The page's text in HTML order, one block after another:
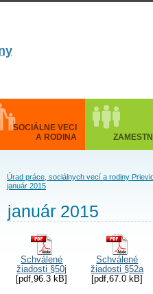
SOCIÁLNE VECI
A RODINA
Úrad práce, sociálnych vecí a rodiny
január 2015
január 2015
Schválené
žiadosti §50j
[pdf,96.3 kB]
Schválené
žiadosti §52a
[pdf,67.0 kB]